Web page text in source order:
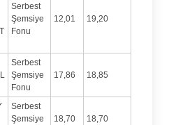
Serbest
Şemsiye
Fonu
12,01 19,20
Serbest
Şemsiye
Fonu
17,86 18,85
Serbest
Şemsiye
18,70 18,70